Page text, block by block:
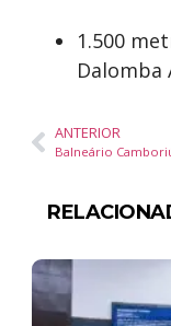
1.500
Dalomba
ANTERIOR